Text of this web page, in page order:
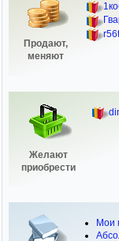
Продают,
меняют
Желают
приобрести
Мои